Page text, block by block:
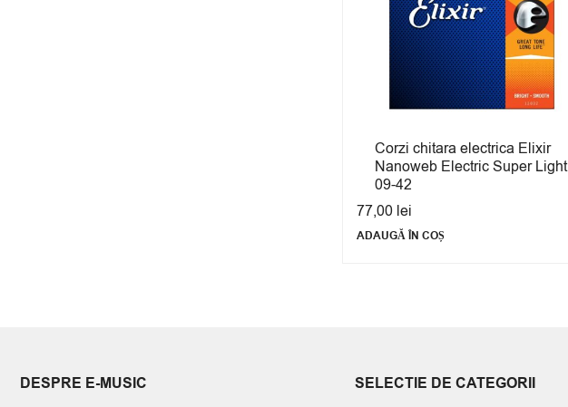
Corzi chitara electrica Elixir
Nanoweb Electric Super Light
09-42
77,00 lei
ADAUGĂ ÎN COȘ
DESPRE E-MUSIC
SELECTIE DE CATEGORII